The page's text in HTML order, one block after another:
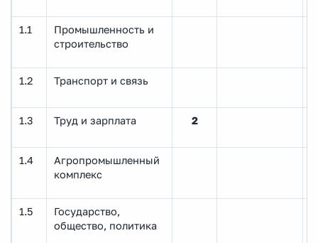
1.1
Промышленность и
строительство
1.2 Транспорт и связь
1.3 Труд и зарплата 2
1.4
Агропромышленный
комплекс
1.5
Государство,
общество, политика